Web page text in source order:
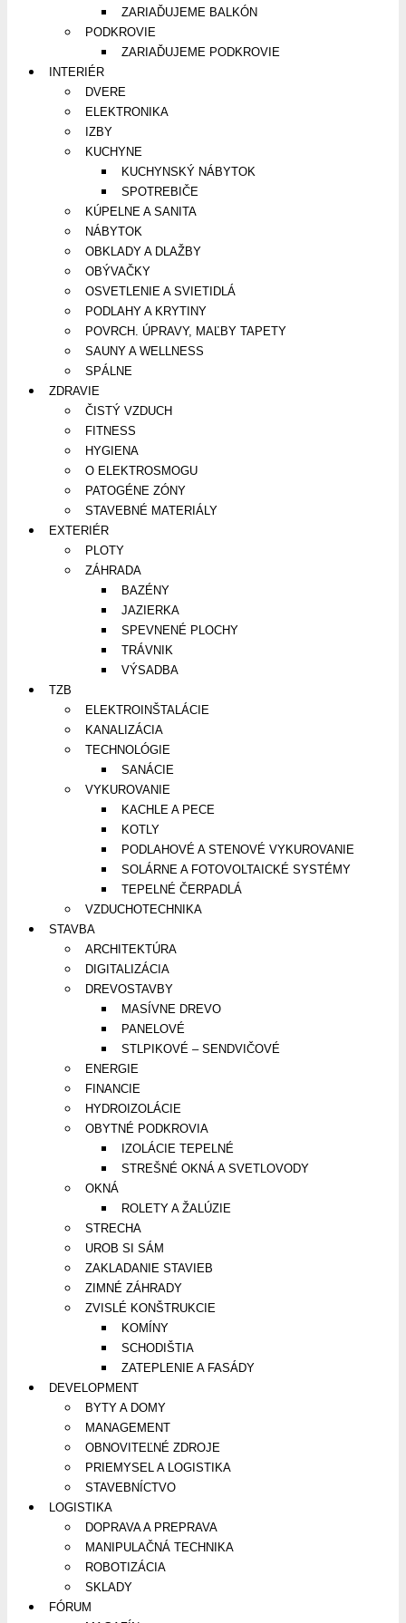
ZARIAĎUJEME BALKÓN
PODKROVIE
ZARIAĎUJEME PODKROVIE
INTERIÉR
DVERE
ELEKTRONIKA
IZBY
KUCHYNE
KUCHYNSKÝ NÁBYTOK
SPOTREBIČE
KÚPELNE A SANITA
NÁBYTOK
OBKLADY A DLAŽBY
OBÝVAČKY
OSVETLENIE A SVIETIDLÁ
PODLAHY A KRYTINY
POVRCH. ÚPRAVY, MAĽBY TAPETY
SAUNY A WELLNESS
SPÁLNE
ZDRAVIE
ČISTÝ VZDUCH
FITNESS
HYGIENA
O ELEKTROSMOGU
PATOGÉNE ZÓNY
STAVEBNÉ MATERIÁLY
EXTERIÉR
PLOTY
ZÁHRADA
BAZÉNY
JAZIERKA
SPEVNENÉ PLOCHY
TRÁVNIK
VÝSADBA
TZB
ELEKTROINŠTALÁCIE
KANALIZÁCIA
TECHNOLÓGIE
SANÁCIE
VYKUROVANIE
KACHLE A PECE
KOTLY
PODLAHOVÉ A STENOVÉ VYKUROVANIE
SOLÁRNE A FOTOVOLTAICKÉ SYSTÉMY
TEPELNÉ ČERPADLÁ
VZDUCHOTECHNIKA
STAVBA
ARCHITEKTÚRA
DIGITALIZÁCIA
DREVOSTAVBY
MASÍVNE DREVO
PANELOVÉ
STLPIKOVÉ – SENDVIČOVÉ
ENERGIE
FINANCIE
HYDROIZOLÁCIE
OBYTNÉ PODKROVIA
IZOLÁCIE TEPELNÉ
STREŠNÉ OKNÁ A SVETLOVODY
OKNÁ
ROLETY A ŽALÚZIE
STRECHA
UROB SI SÁM
ZAKLADANIE STAVIEB
ZIMNÉ ZÁHRADY
ZVISLÉ KONŠTRUKCIE
KOMÍNY
SCHODIŠTIA
ZATEPLENIE A FASÁDY
DEVELOPMENT
BYTY A DOMY
MANAGEMENT
OBNOVITEĽNÉ ZDROJE
PRIEMYSEL A LOGISTIKA
STAVEBNÍCTVO
LOGISTIKA
DOPRAVA A PREPRAVA
MANIPULAČNÁ TECHNIKA
ROBOTIZÁCIA
SKLADY
FÓRUM